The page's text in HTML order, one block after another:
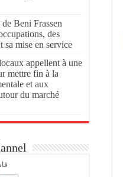
Beni Frassen
des
sa mise en service
appellent à une
mettre fin à la
et aux
du marché